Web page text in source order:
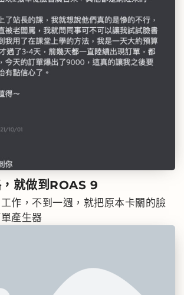
就做到ROAS 9
作，不到一週，就把原本卡關的臉
產生器